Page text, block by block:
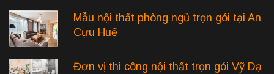
Mẫu nội thất phòng ngủ trọn gói tại An
Cựu Huế
Đơn vị thi công nội thất trọn gói Vỹ Dạ